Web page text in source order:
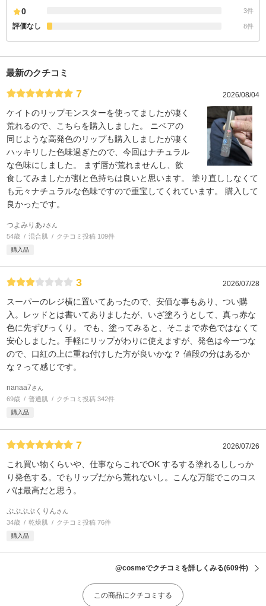
0
3件
評価なし 8件
最新のクチコミ
7 2026/08/04
ケイトのリップモンスターを使ってましたが凄く
荒れるので、こちらを購入しました。 ニベアの
同じような高発色のリップも購入しましたが凄く
ハッキリした色味過ぎたので、今回はナチュラル
な色味にしました。 まず唇が荒れませんし、飲
食してみましたが割と色持ちは良いと思います。 塗り直ししなくて
も元々ナチュラルな色味ですので重宝してくれています。 購入して
良かったです。
つよみりあ♪さん
54歳 混合肌 クチコミ投稿 109件
購入品
3 2026/07/28
スーパーのレジ横に置いてあったので、安価な事もあり、つい購
入。レッドとは書いてありましたが、いざ塗ろうとして、真っ赤な
色に先ずびっくり。 でも、塗ってみると、そこまで赤色ではなくて
安心しました。手軽にリップがわりに使えますが、発色は今一つな
ので、口紅の上に重ね付けした方が良いかな？ 値段の分はあるか
な？って感じです。
nanaa7さん
69歳 普通肌 クチコミ投稿 342件
購入品
7 2026/07/26
これ買い物くらいや、仕事ならこれでOK するする塗れるししっか
り発色する。でもリップだから荒れないし。こんな万能でこのコス
パは最高だと思う。
ぷぷぷぷくりんさん
34歳 乾燥肌 クチコミ投稿 76件
購入品
@cosmeでクチコミを詳しくみる(609件)
この商品にクチコミする